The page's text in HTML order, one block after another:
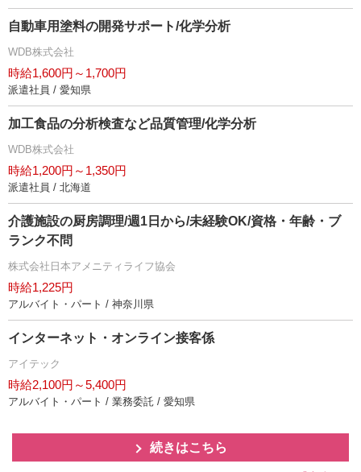
自動車用塗料の開発サポート/化学分析
WDB株式会社
時給1,600円～1,700円
派遣社員 / 愛知県
加工食品の分析検査など品質管理/化学分析
WDB株式会社
時給1,200円～1,350円
派遣社員 / 北海道
介護施設の厨房調理/週1日から/未経験OK/資格・年齢・ブ
ランク不問
株式会社日本アメニティライフ協会
時給1,225円
アルバイト・パート / 神奈川県
インターネット・オンライン接客係
アイテック
時給2,100円～5,400円
アルバイト・パート / 業務委託 / 愛知県
続きはこちら